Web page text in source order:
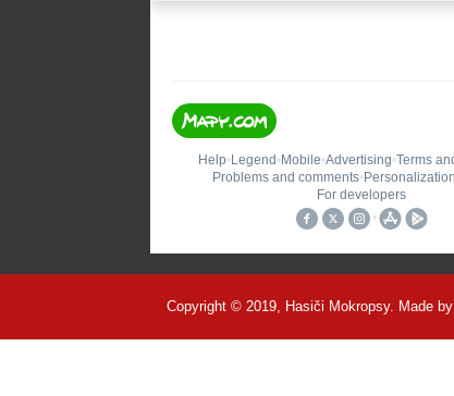
Copyright © 2019, Hasiči Mokropsy. Made by